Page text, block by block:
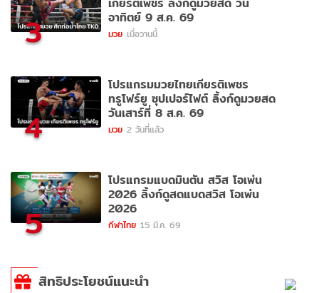
3
อาทิตย์ 9 ส.ค. 69
มวย เมื่อวานนี้
4
โปรแกรมมวยไทยเกียรติเพชร
ทรูโฟร์ยู ซุปเปอร์ไฟต์ ลิ้งก์ดูมวยสด
วันเสาร์ที่ 8 ส.ค. 69
มวย 2 วันที่แล้ว
5
โปรแกรมแบดมินตัน สวิส โอเพ่น
2026 ลิ้งก์ดูสดแบดสวิส โอเพ่น
2026
กีฬาไทย 15 มี.ค. 69
สิทธิประโยชน์แนะนำ